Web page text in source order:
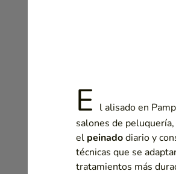
E l alisado en
salones de
el peinadodiario y
técnicas que se
tratamientos más